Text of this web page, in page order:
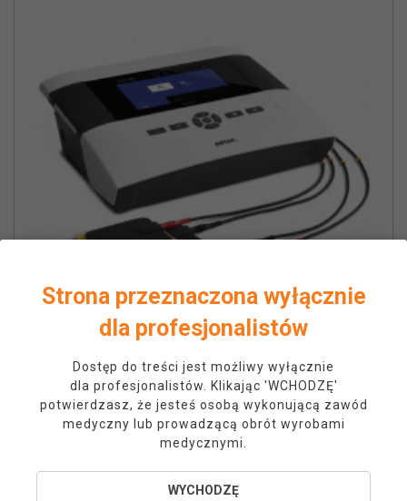
PhysioGo 100A aparat do elektroterapii
Cena
7 000,00 zł
Strona przeznaczona wyłącznie
dla profesjonalistów
Dostęp do treści jest możliwy wyłącznie
dla profesjonalistów. Klikając 'WCHODZĘ'
potwierdzasz, że jesteś osobą wykonującą zawód
medyczny lub prowadzącą obrót wyrobami
medycznymi.
WYCHODZĘ